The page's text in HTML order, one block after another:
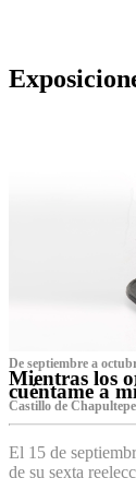
De septiembre a
Mientras los
cuéntame a
Castillo de
El 15 de
de su sexta